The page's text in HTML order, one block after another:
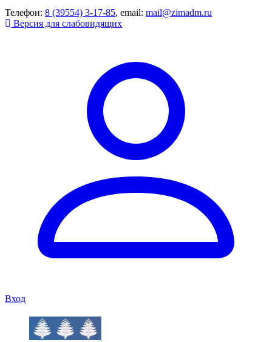
Телефон: 8 (39554) 3-17-85, email: mail@zimadm.ru
Версия для слабовидящих
Вход